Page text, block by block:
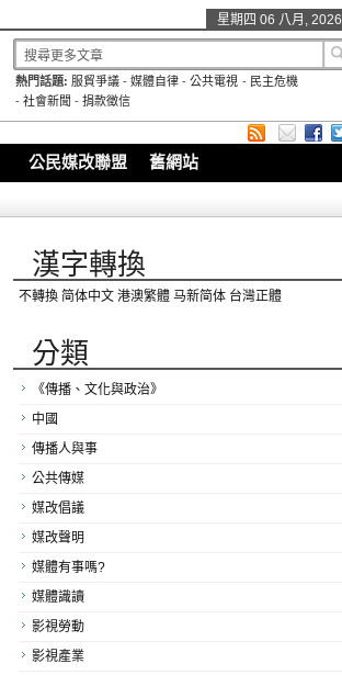
星期四 06 八月, 2026
熱門話題: 服貿爭議 -媒體自律 -公共電視 - 民主危機
- 社會新聞 - 捐款徵信
公民媒改聯盟 舊網站
漢字轉換
不轉換 简体中文 港澳繁體 马新简体 台灣正體
分類
《傳播、文化與政治》
中國
傳播人與事
公共傳媒
媒改倡議
媒改聲明
媒體有事嗎?
媒體識讀
影視勞動
影視產業